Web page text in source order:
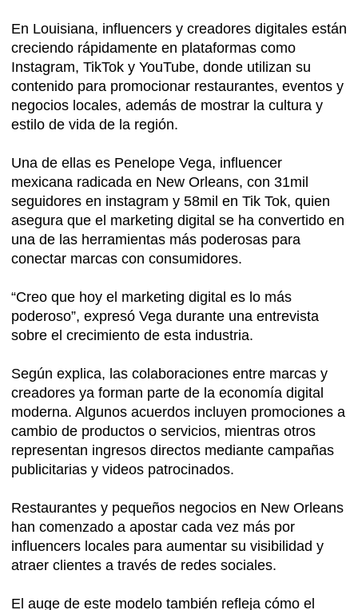
En Louisiana, influencers y creadores digitales están
creciendo rápidamente en plataformas como
Instagram, TikTok y YouTube, donde utilizan su
contenido para promocionar restaurantes, eventos y
negocios locales, además de mostrar la cultura y
estilo de vida de la región.
Una de ellas es Penelope Vega, influencer
mexicana radicada en New Orleans, con 31mil
seguidores en instagram y 58mil en Tik Tok, quien
asegura que el marketing digital se ha convertido en
una de las herramientas más poderosas para
conectar marcas con consumidores.
“Creo que hoy el marketing digital es lo más
poderoso”, expresó Vega durante una entrevista
sobre el crecimiento de esta industria.
Según explica, las colaboraciones entre marcas y
creadores ya forman parte de la economía digital
moderna. Algunos acuerdos incluyen promociones a
cambio de productos o servicios, mientras otros
representan ingresos directos mediante campañas
publicitarias y videos patrocinados.
Restaurantes y pequeños negocios en New Orleans
han comenzado a apostar cada vez más por
influencers locales para aumentar su visibilidad y
atraer clientes a través de redes sociales.
El auge de este modelo también refleja cómo el